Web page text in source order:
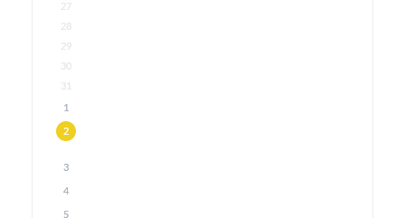
27
28
29
30
31
1
2
3
4
5